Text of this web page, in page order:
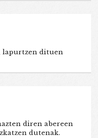
lapurtzen dituen
diren abereen
dutenak.